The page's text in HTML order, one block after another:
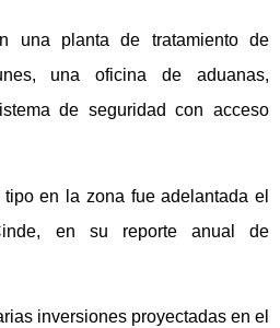
una planta de tratamiento de
una oficina de aduanas,
de seguridad con acceso
en la zona fue adelantada el
en su reporte anual de
inversiones proyectadas en el